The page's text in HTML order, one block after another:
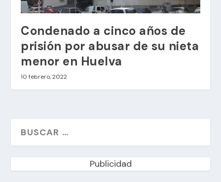
Condenado a cinco años de
prisión por abusar de su nieta
menor en Huelva
10 febrero, 2022
Publicidad